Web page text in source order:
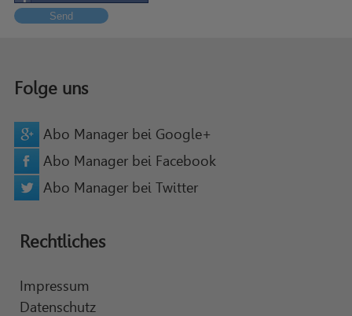
Send
Folge uns
Abo Manager bei Google+
Abo Manager bei Facebook
Abo Manager bei Twitter
Rechtliches
Impressum
Datenschutz